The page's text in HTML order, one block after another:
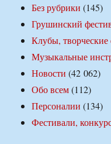
Без рубрики (145)
Грушинский
Клубы,
Музыкальные
Новости (42 062)
Обо всем(112)
Персоналии (134)
Фестивали,